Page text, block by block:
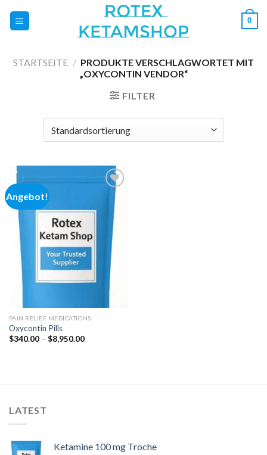
Inhalt
0
STARTSEITE / PRODUKTE VERSCHLAGWORTET MIT
„OXYCONTIN VENDOR“
FILTER
Angebot!
Add to
wishlist
PAIN RELIEF MEDICATIONS
Oxycontin Pills
$340.00 – $8,950.00Preisspanne:
LATEST
Ketamine 100 mg Troche